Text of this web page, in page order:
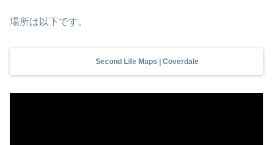
場所は以下です。
Second Life Maps | Coverdale